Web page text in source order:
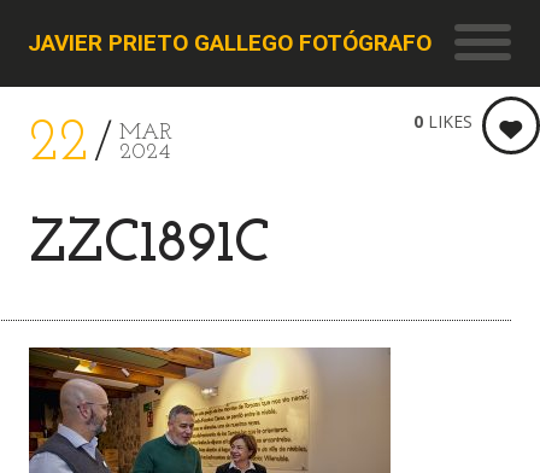
JAVIER PRIETO GALLEGO FOTÓGRAFO
22
MAR
2024
ZZC1891C
0 LIKES